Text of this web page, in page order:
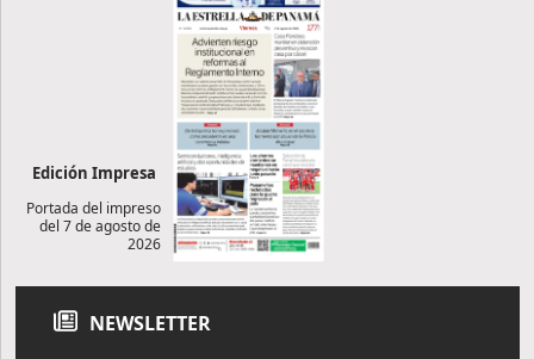
Edición Impresa
Portada del impreso
del 7 de agosto de
2026
NEWSLETTER